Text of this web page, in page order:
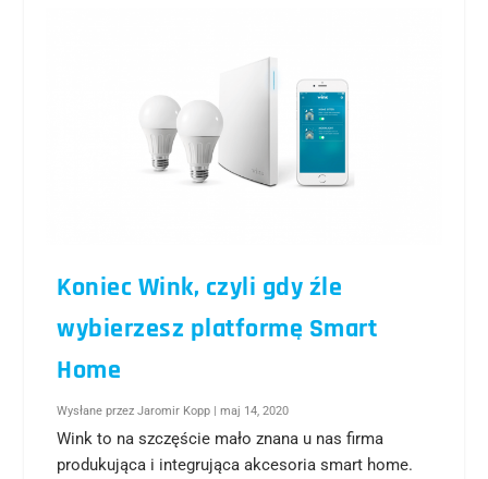
Koniec Wink, czyli gdy źle
wybierzesz platformę Smart
Home
Wysłane przezJaromir Kopp |maj 14, 2020
Wink to na szczęście mało znana u nas firma
produkująca i integrująca akcesoria smart home.